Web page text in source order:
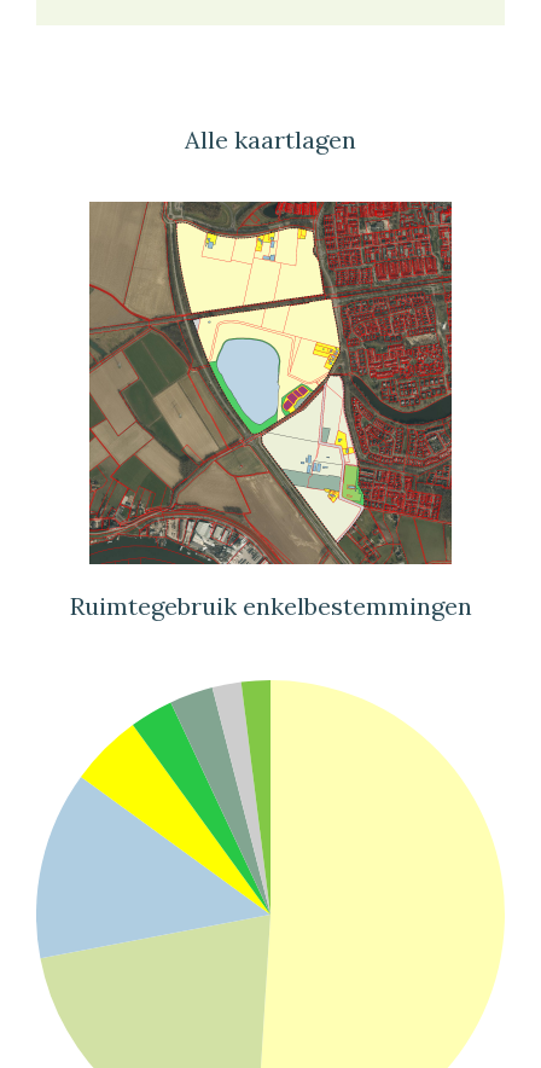
Alle kaartlagen
Ruimtegebruik enkelbestemmingen